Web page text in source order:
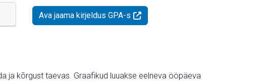
Ava jaama kirjeldus GPA-s
ja kõrgust taevas. Graafikud luuakse eelneva ööpäeva